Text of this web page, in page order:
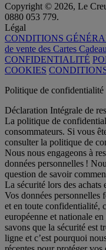
Copyright © 2026, Le
0880 053 779.
Légal
CONDITIONS
de vente des Cartes
CONFIDENTIALITÉ
COOKIES
Politique de confidentialité
Déclaration Intégrale de
La politique de
consommateurs. Si vous
consulter la politique de
Nous nous engageons à
données personnelles !
question de savoir
La sécurité lors des
Vos données personnelles
et en toute confidentialité,
européenne et nationale
savons que la sécurité est
ligne et c’est pourquoi